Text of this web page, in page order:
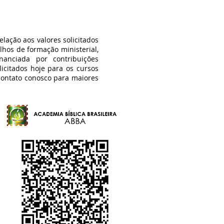
aos valores solicitados
de formação ministerial,
por contribuições
hoje para os cursos
conosco para maiores